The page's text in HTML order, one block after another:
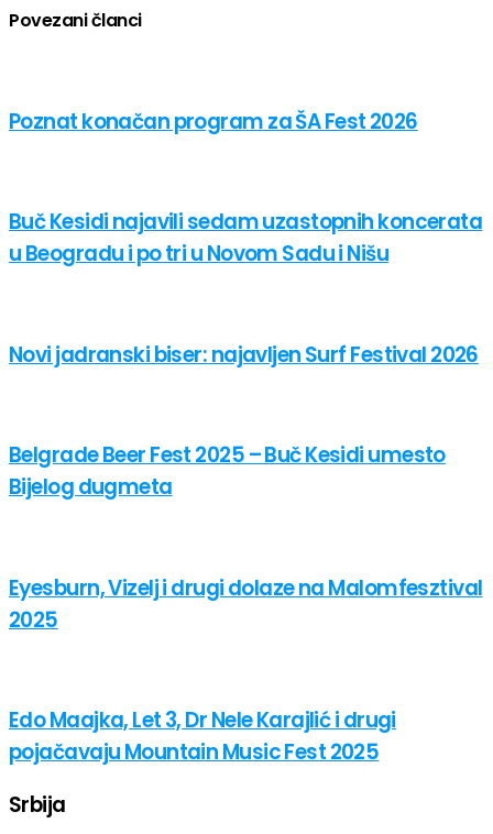
Povezani članci
Poznat konačan program za ŠA Fest 2026
Buč Kesidi najavili sedam uzastopnih koncerata
u Beogradu i po tri u Novom Sadu i Nišu
Novi jadranski biser: najavljen Surf Festival 2026
Belgrade Beer Fest 2025 – Buč Kesidi umesto
Bijelog dugmeta
Eyesburn, Vizelj i drugi dolaze na Malomfesztival
2025
Edo Maajka, Let 3, Dr Nele Karajlić i drugi
pojačavaju Mountain Music Fest 2025
Srbija